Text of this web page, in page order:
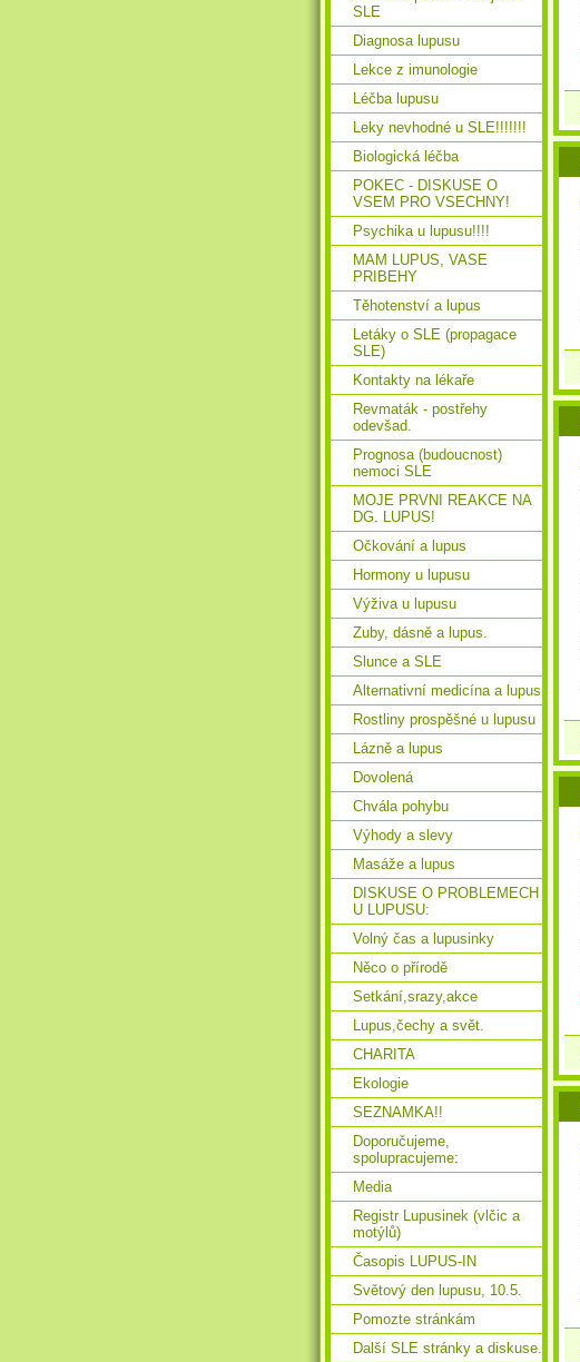
SLE
Diagnosa lupusu
Lekce z imunologie
Léčba lupusu
Leky nevhodné u SLE!!!!!!!
Biologická léčba
POKEC - DISKUSE O
VSEM PRO VSECHNY!
Psychika u lupusu!!!!
MAM LUPUS, VASE
PRIBEHY
Těhotenství a lupus
Letáky o SLE (propagace
SLE)
Kontakty na lékaře
Revmaták - postřehy
odevšad.
Prognosa (budoucnost)
nemoci SLE
MOJE PRVNI REAKCE NA
DG. LUPUS!
Očkování a lupus
Hormony u lupusu
Výživa u lupusu
Zuby, dásně a lupus.
Slunce a SLE
Alternativní medicína a lupus
Rostliny prospěšné u lupusu
Lázně a lupus
Dovolená
Chvála pohybu
Výhody a slevy
Masáže a lupus
DISKUSE O PROBLEMECH
U LUPUSU:
Volný čas a lupusinky
Něco o přírodě
Setkání,srazy,akce
Lupus,čechy a svět.
CHARITA
Ekologie
SEZNAMKA!!
Doporučujeme,
spolupracujeme:
Media
Registr Lupusinek (vlčic a
motýlů)
Časopis LUPUS-IN
Světový den lupusu, 10.5.
Pomozte stránkám
Další SLE stránky a diskuse.